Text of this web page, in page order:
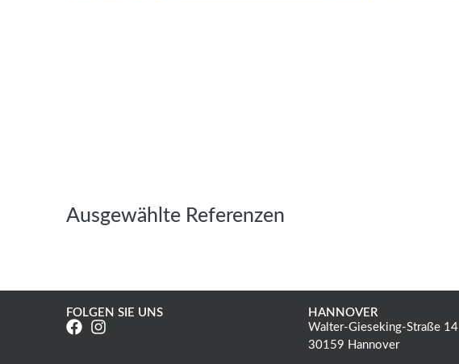
Ausgewählte Referenzen
FOLGEN SIE UNS
HANNOVER
Walter-Gieseking-Straße 14
30159 Hannover